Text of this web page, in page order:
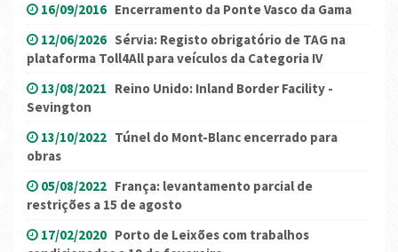
16/09/2016 Encerramento da Ponte Vasco da Gama
12/06/2026 Sérvia: Registo obrigatório de TAG na
plataforma Toll4All para veículos da Categoria IV
13/08/2021 Reino Unido: Inland Border Facility -
Sevington
13/10/2022 Túnel do Mont-Blanc encerrado para
obras
05/08/2022 França: levantamento parcial de
restrições a 15 de agosto
17/02/2020 Porto de Leixões com trabalhos